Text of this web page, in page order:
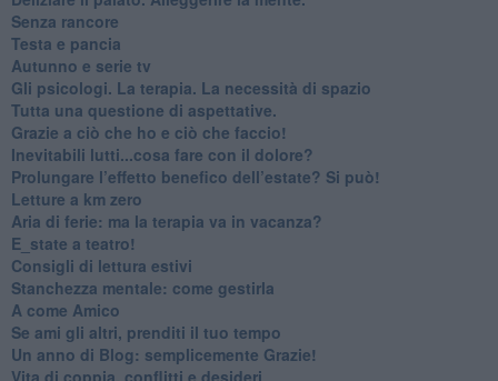
​Senza rancore
​Testa e pancia
​Autunno e serie tv
​Gli psicologi. La terapia. La necessità di spazio
​Tutta una questione di aspettative.
​Grazie a ciò che ho e ciò che faccio!
​Inevitabili lutti...cosa fare con il dolore?
Prolungare l’effetto benefico dell’estate? Si può!
​Letture a km zero
​Aria di ferie: ma la terapia va in vacanza?
​E_state a teatro!
​Consigli di lettura estivi
​Stanchezza mentale: come gestirla
​A come Amico
​Se ami gli altri, prenditi il tuo tempo
​Un anno di Blog: semplicemente Grazie!
​Vita di coppia, conflitti e desideri